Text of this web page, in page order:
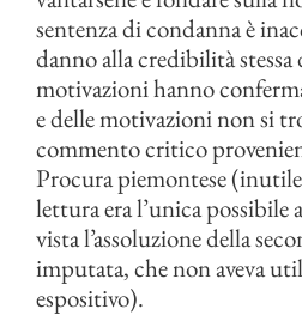
sentenza di condanna è
danno alla credibilità
motivazioni hanno
e delle motivazioni non si
commento critico
Procura piemontese
lettura era l’unica possibile
vista l’assoluzione della
imputata, che non aveva
espositivo).